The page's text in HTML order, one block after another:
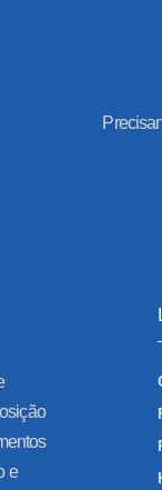
e